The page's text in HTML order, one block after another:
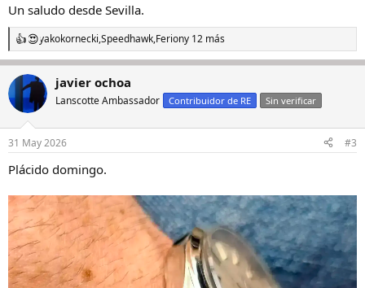
Un saludo desde Sevilla.
R
e
c
c
i
e
:
yakokornecki,Speedhawk,Feriony 12 más
javier ochoa
Lanscotte Ambassador Contribuidor de RE Sin verificar
31 May 2026 #3
Plácido domingo.